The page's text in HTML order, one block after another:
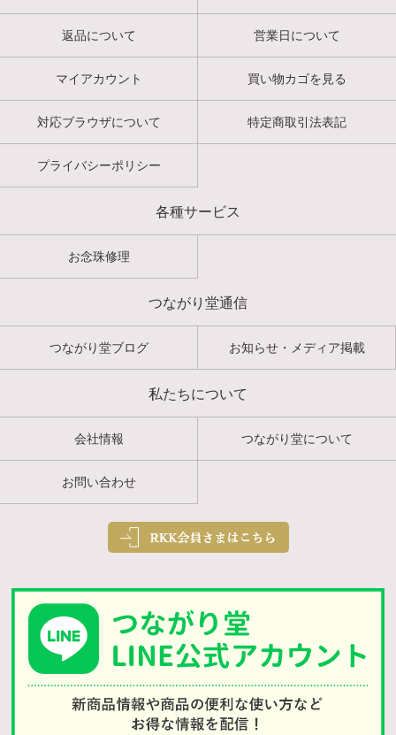
返品について 営業日について
マイアカウント 買い物カゴを見る
対応ブラウザについて 特定商取引法表記
プライバシーポリシー
各種サービス
お念珠修理
つながり堂通信
つながり堂ブログ お知らせ・メディア掲載
私たちについて
会社情報 つながり堂について
お問い合わせ